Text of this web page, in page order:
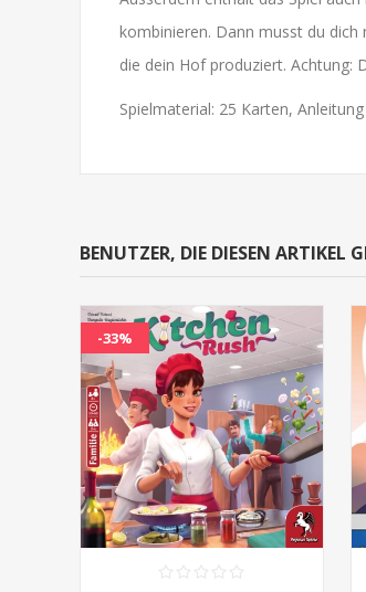
kombinieren. Dann musst du
die dein Hof produziert. Achtung:
Spielmaterial: 25 Karten, Anleitung
BENUTZER, DIE DIESEN ARTIKEL
-33%